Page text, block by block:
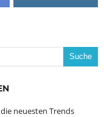
neuesten Trends